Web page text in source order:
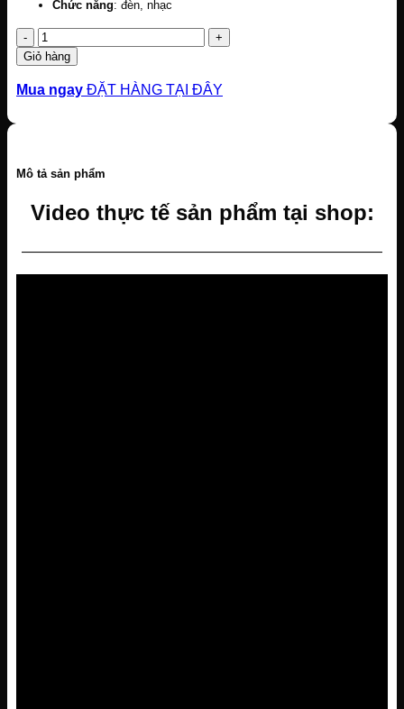
Chức năng: đèn, nhạc
Số
lượng
Giỏ hàng
Mua ngay ĐẶT HÀNG TẠI ĐÂY
Mô tả sản phẩm
Video thực tế sản phẩm tại shop:
—————————————————————————